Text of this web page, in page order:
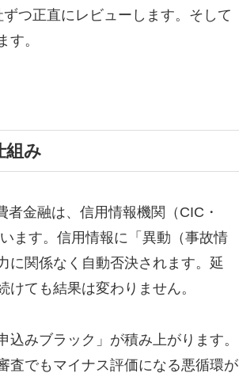
つ正直にレビューします。そして
。
組み
金融は、信用情報機関（CIC・
ます。信用情報に「異動（事故情
に関係なく自動否決されます。延
ても結果は変わりません。
みブラック」が積み上がります。
査でもマイナス評価になる悪循環が